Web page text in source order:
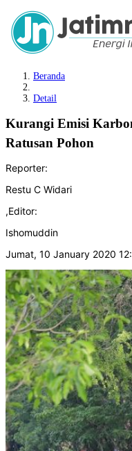
Beranda
Detail
Kurangi Emisi
Ratusan Pohon
Reporter:
Restu C Widari
,Editor:
Ishomuddin
Jumat, 10 January 2020